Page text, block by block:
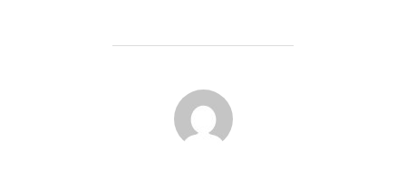
AUTOR DE LA PUBLICACIÓN